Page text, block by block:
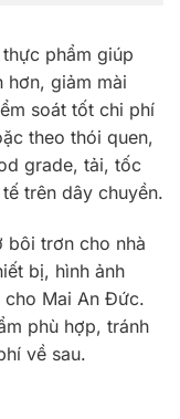
phẩm giúp
hơn, giảm mài
soát tốt chi phí
theo thói quen,
grade, tải, tốc
trên dây chuyền.
bôi trơn cho nhà
bị, hình ảnh
cho Mai An Đức.
phù hợp, tránh
về sau.